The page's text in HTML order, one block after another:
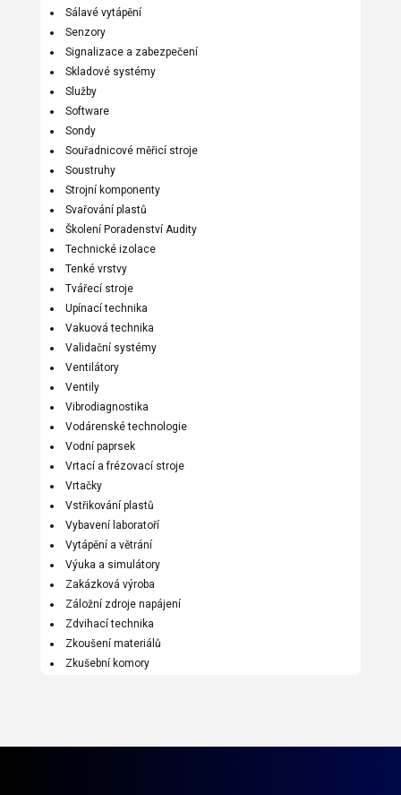
Sálavé vytápění
Senzory
Signalizace a zabezpečení
Skladové systémy
Služby
Software
Sondy
Souřadnicové měřicí stroje
Soustruhy
Strojní komponenty
Svařování plastů
Školení Poradenství Audity
Technické izolace
Tenké vrstvy
Tvářecí stroje
Upínací technika
Vakuová technika
Validační systémy
Ventilátory
Ventily
Vibrodiagnostika
Vodárenské technologie
Vodní paprsek
Vrtací a frézovací stroje
Vrtačky
Vstřikování plastů
Vybavení laboratoří
Vytápění a větrání
Výuka a simulátory
Zakázková výroba
Záložní zdroje napájení
Zdvihací technika
Zkoušení materiálů
Zkušební komory